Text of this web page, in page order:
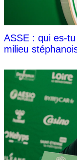
ASSE : qui es-
milieu